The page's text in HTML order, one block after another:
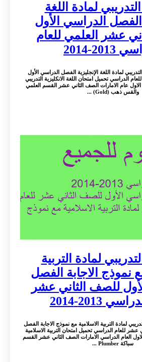
لمادة اللغة
الفصل الدراسي الأول
عشر العلمي للعام
2014
لمادة اللغة الإنجليزية الفصل الدراسي الأول
الدراسي تحميل امتحان اللغة الانكليزية التدريبي
عام الامارات الصف الثاني عشر القسم العلمي
والقس ذهب (Gold) ...
لمادة التربية
نموذج الاجابة الفصل
للصف الثاني عشر
2013-2014
لمادة التربية الاسلامية مع نموذج الاجابة الفصل
عشر للعام الدراسي تحميل امتحان التربية الاسلامية
العام الدراسي الامارات الصف الثاني عشر القسم
سباكة Plumber ...